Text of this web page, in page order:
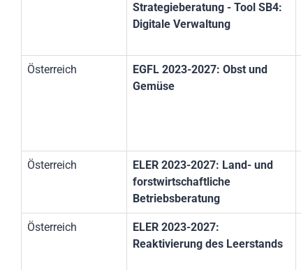
Strategieberatung - Tool SB4:
Digitale Verwaltung
Österreich
EGFL 2023-2027: Obst und
Gemüse
Österreich
ELER 2023-2027: Land- und
forstwirtschaftliche
Betriebsberatung
Österreich
ELER 2023-2027:
Reaktivierung des Leerstands